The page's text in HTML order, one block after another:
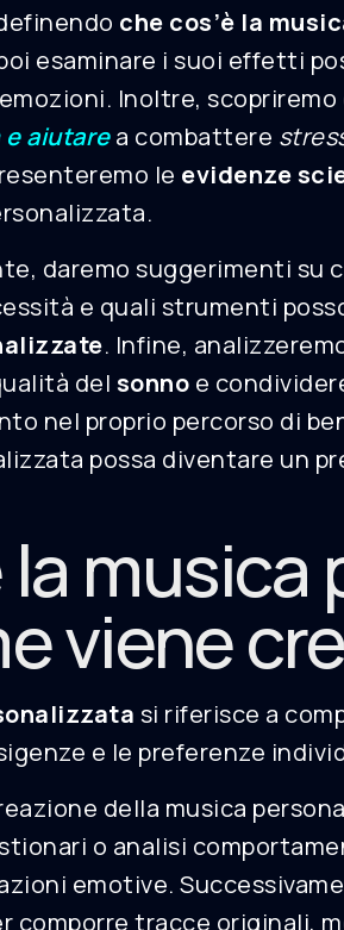
che cos’è la
esaminare i suoi effetti
Inoltre, scopriremo
e aiutarea combattere
le evidenze
daremo suggerimenti su
e quali strumenti
. Infine,
del sonno e
nel proprio percorso di
possa diventare un
la
viene
si riferisce a
e le preferenze
della musica
o analisi
emotive.
comporre tracce originali,